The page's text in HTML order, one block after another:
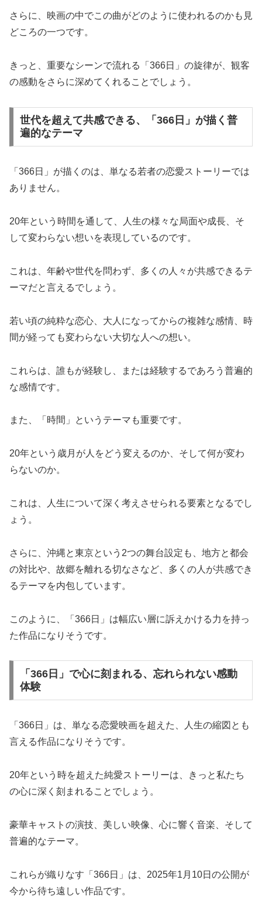
さらに、映画の中でこの曲がどのように使われるのかも見
どころの一つです。
きっと、重要なシーンで流れる「366日」の旋律が、観客
の感動をさらに深めてくれることでしょう。
世代を超えて共感できる、「366日」が描く普
遍的なテーマ
「366日」が描くのは、単なる若者の恋愛ストーリーでは
ありません。
20年という時間を通して、人生の様々な局面や成長、そ
して変わらない想いを表現しているのです。
これは、年齢や世代を問わず、多くの人々が共感できるテ
ーマだと言えるでしょう。
若い頃の純粋な恋心、大人になってからの複雑な感情、時
間が経っても変わらない大切な人への想い。
これらは、誰もが経験し、または経験するであろう普遍的
な感情です。
また、「時間」というテーマも重要です。
20年という歳月が人をどう変えるのか、そして何が変わ
らないのか。
これは、人生について深く考えさせられる要素となるでし
ょう。
さらに、沖縄と東京という2つの舞台設定も、地方と都会
の対比や、故郷を離れる切なさなど、多くの人が共感でき
るテーマを内包しています。
このように、「366日」は幅広い層に訴えかける力を持っ
た作品になりそうです。
「366日」で心に刻まれる、忘れられない感動
体験
「366日」は、単なる恋愛映画を超えた、人生の縮図とも
言える作品になりそうです。
20年という時を超えた純愛ストーリーは、きっと私たち
の心に深く刻まれることでしょう。
豪華キャストの演技、美しい映像、心に響く音楽、そして
普遍的なテーマ。
これらが織りなす「366日」は、2025年1月10日の公開が
今から待ち遠しい作品です。